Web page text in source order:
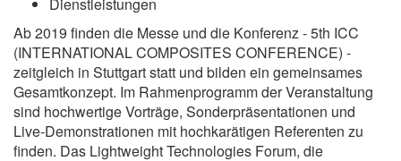
Ab 2019 finden die Messe und die Konferenz - 5th ICC
(INTERNATIONAL COMPOSITES CONFERENCE) -
zeitgleich in Stuttgart statt und bilden ein gemeinsames
Gesamtkonzept. Im Rahmenprogramm der Veranstaltung
sind hochwertige Vorträge, Sonderpräsentationen und
Live-Demonstrationen mit hochkarätigen Referenten zu
finden. Das Lightweight Technologies Forum, die